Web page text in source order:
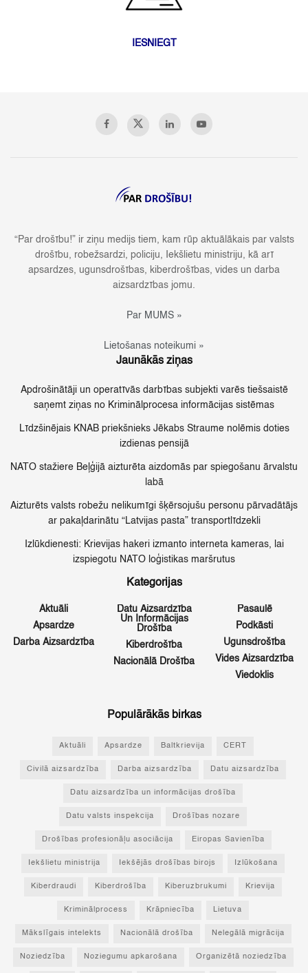
IESNIEGT
“Par drošību!” ir ziņu medijs tiem, kam rūp aktuālākais par valsts
drošību, robežsardzi, policiju, Iekšlietu ministriju, kā arī
apsardzes, ugunsdrošības, kiberdrošības, vides un darba
aizsardzības jomu.
Par MUMS »
Lietošanas noteikumi »
Jaunākās ziņas
Apdrošinātāji un operatīvās darbības subjekti varēs tiešsaistē
saņemt ziņas no Kriminālprocesa informācijas sistēmas
Līdzšinējais KNAB priekšnieks Jēkabs Straume nolēmis doties
izdienas pensijā
NATO stažiere Beļģijā aizturēta aizdomās par spiegošanu ārvalstu
labā
Aizturēts valsts robežu nelikumīgi šķērsojušu personu pārvadātājs
ar pakaļdarinātu “Latvijas pasta” transportlīdzekli
Izlūkdienesti: Krievijas hakeri izmanto interneta kameras, lai
izspiegotu NATO loģistikas maršrutus
Kategorijas
Aktuāli
Apsardze
Darba Aizsardzība
Datu Aizsardzība
Un Informācijas
Drošība
Kiberdrošība
Nacionālā Drošība
Pasaulē
Podkāsti
Ugunsdrošība
Vides Aizsardzība
Viedoklis
Populārākās birkas
Aktuāli Apsardze Baltkrievija CERT
Civilā aizsardzība Darba aizsardzība Datu aizsardzība
Datu aizsardzība un informācijas drošība
Datu valsts inspekcija Drošības nozare
Drošības profesionāļu asociācija Eiropas Savienība
Iekšlietu ministrija Iekšējās drošības birojs Izlūkošana
Kiberdraudi Kiberdrošība Kiberuzbrukumi Krievija
Kriminālprocess Krāpniecība Lietuva
Mākslīgais intelekts Nacionālā drošība Nelegālā migrācija
Noziedzība Noziegumu apkarošana Organizētā noziedzība